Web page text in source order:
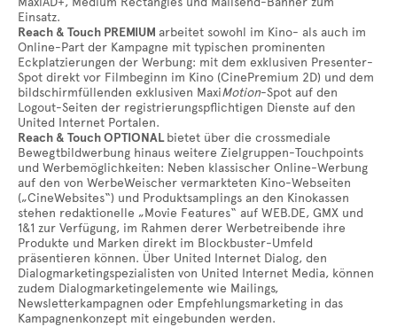
Einsatz.
Reach & Touch PREMIUM arbeitet sowohl im Kino- als auch im
Online-Part der Kampagne mit typischen prominenten
Eckplatzierungen der Werbung: mit dem exklusiven Presenter-
Spot direkt vor Filmbeginn im Kino (CinePremium 2D) und dem
bildschirmfüllenden exklusiven MaxiMotion-Spot auf den
Logout-Seiten der registrierungspflichtigen Dienste auf den
United Internet Portalen.
Reach & Touch OPTIONALbietet über die crossmediale
Bewegtbildwerbung hinaus weitere Zielgruppen-Touchpoints
und Werbemöglichkeiten: Neben klassischer Online-Werbung
auf den von WerbeWeischer vermarkteten Kino-Webseiten
(„CineWebsites“) und Produktsamplings an den Kinokassen
stehen redaktionelle „Movie Features“ auf WEB.DE, GMX und
1&1 zur Verfügung, im Rahmen derer Werbetreibende ihre
Produkte und Marken direkt im Blockbuster-Umfeld
präsentieren können. Über United Internet Dialog, den
Dialogmarketingspezialisten von United Internet Media, können
zudem Dialogmarketingelemente wie Mailings,
Newsletterkampagnen oder Empfehlungsmarketing in das
Kampagnenkonzept mit eingebunden werden.